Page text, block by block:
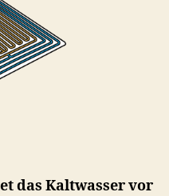
das Kaltwasser vor